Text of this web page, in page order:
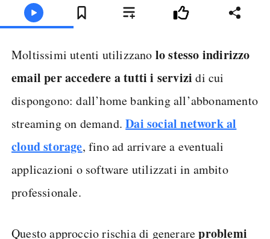
Moltissimi utenti utilizzano lo stesso indirizzo
email per accedere a tutti i servizi di cui
dispongono: dall’home banking all’abbonamento
streaming on demand.Dai social network al
cloud storage, fino ad arrivare a eventuali
applicazioni o software utilizzati in ambito
professionale.
Questo approccio rischia di generareproblemi